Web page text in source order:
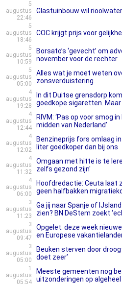
5
augustus
22:46
Glastuinbouw wil
5
augustus
18:46
COC krijgt prijs voor
5
augustus
10:59
Borsato’s ‘gevecht’ om
november voor de rechter
5
augustus
05:00
Alles wat je moet weten
zonsverduistering
4
augustus
19:28
In dit Duitse grensdorp
goedkope sigaretten. Maar
4
augustus
12:44
RIVM: ‘Pas op voor smog
midden van Nederland’
4
augustus
12:02
Benzineprijs fors omlaag
liter goedkoper dan bij ons
4
augustus
11:32
Omgaan met hitte is te
zelfs gezond zijn'
4
augustus
06:00
Hoofdredactie: Ceuta laat
geen halfbakken
3
augustus
11:23
Ga jij naar Spanje of
zien? BN DeStem zoekt
3
augustus
09:47
Opgelet: deze week
en Europese
3
augustus
05:00
Beuken sterven door
doet zeer’
1
augustus
05:54
Meeste gemeenten nog
uitzonderingen op